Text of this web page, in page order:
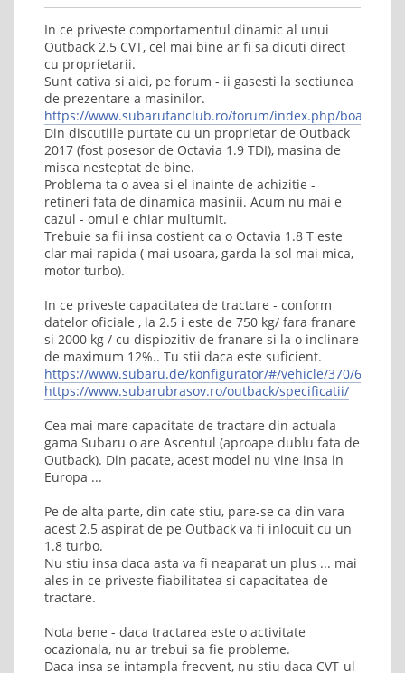
In ce priveste comportamentul dinamic al unui
Outback 2.5 CVT, cel mai bine ar fi sa dicuti direct
cu proprietarii.
Sunt cativa si aici, pe forum - ii gasesti la sectiunea
de prezentare a masinilor.
https://www.subarufanclub.ro/forum/index.php/
Din discutiile purtate cu un proprietar de Outback
2017 (fost posesor de Octavia 1.9 TDI), masina de
misca nesteptat de bine.
Problema ta o avea si el inainte de achizitie -
retineri fata de dinamica masinii. Acum nu mai e
cazul - omul e chiar multumit.
Trebuie sa fii insa costient ca o Octavia 1.8 T este
clar mai rapida ( mai usoara, garda la sol mai mica,
motor turbo).
In ce priveste capacitatea de tractare - conform
datelor oficiale , la 2.5 i este de 750 kg/ fara franare
si 2000 kg / cu dispiozitiv de franare si la o inclinare
de maximum 12%.. Tu stii daca este suficient.
https://www.subaru.de/konfigurator/#/vehicle/370/697Z06
https://www.subarubrasov.ro/outback/specificatii/
Cea mai mare capacitate de tractare din actuala
gama Subaru o are Ascentul (aproape dublu fata de
Outback). Din pacate, acest model nu vine insa in
Europa ...
Pe de alta parte, din cate stiu, pare-se ca din vara
acest 2.5 aspirat de pe Outback va fi inlocuit cu un
1.8 turbo.
Nu stiu insa daca asta va fi neaparat un plus ... mai
ales in ce priveste fiabilitatea si capacitatea de
tractare.
Nota bene - daca tractarea este o activitate
ocazionala, nu ar trebui sa fie probleme.
Daca insa se intampla frecvent, nu stiu daca CVT-ul